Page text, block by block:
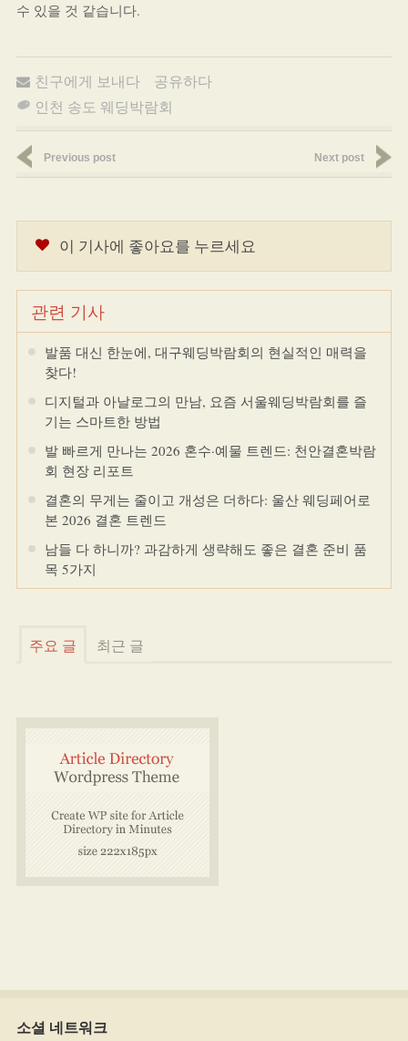
수 있을 것 같습니다.
친구에게 보내다
공유하다
인천 송도 웨딩박람회
Previous post Next post
이 기사에 좋아요를 누르세요
관련 기사
발품 대신 한눈에, 대구웨딩박람회의 현실적인 매력을
찾다!
디지털과 아날로그의 만남, 요즘 서울웨딩박람회를 즐
기는 스마트한 방법
발 빠르게 만나는 2026 혼수·예물 트렌드: 천안결혼박람
회 현장 리포트
결혼의 무게는 줄이고 개성은 더하다: 울산 웨딩페어로
본 2026 결혼 트렌드
남들 다 하니까? 과감하게 생략해도 좋은 결혼 준비 품
목 5가지
주요 글 최근 글
소셜 네트워크